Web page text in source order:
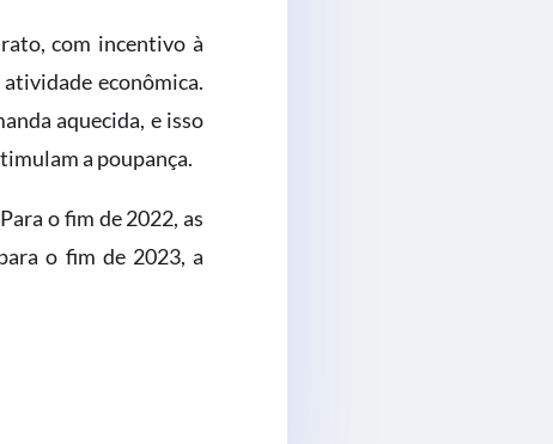
com incentivo à
econômica.
aquecida, e isso
a poupança.
o fim de 2022, as
o fim de 2023, a